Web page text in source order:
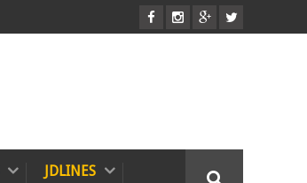
JDLINES